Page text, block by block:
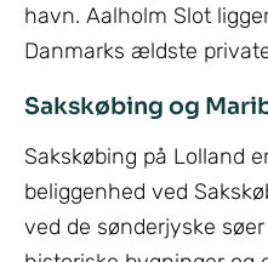
havn. Aalholm Slot
Danmarks ældste
Sakskøbing og
Sakskøbing på Lolland
beliggenhed ved
ved de sønderjyske